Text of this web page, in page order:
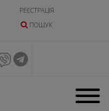
РЕЄСТРАЦІЯ
ПОШУК